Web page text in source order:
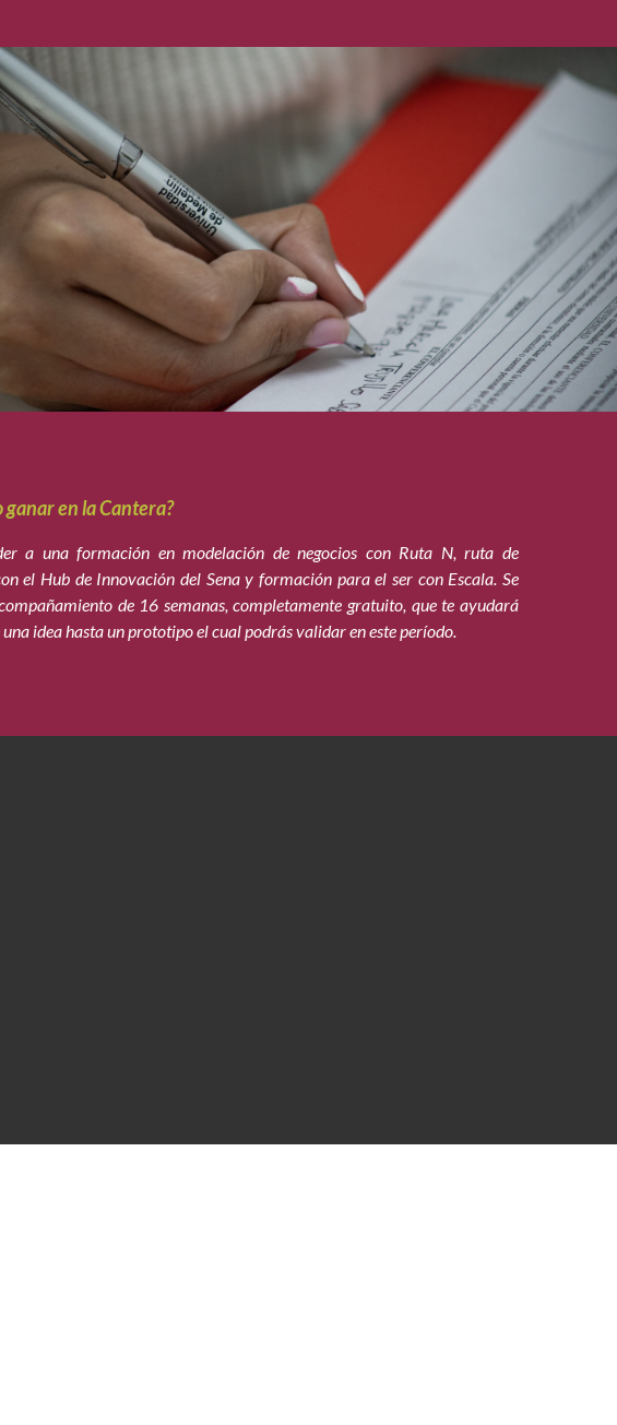
ganar en la Cantera?
a una formación en modelación de negocios con Ruta N, ruta de
el Hub de Innovación del Sena y formación para el ser con Escala. Se
de 16 semanas, completamente gratuito, que te ayudará
idea hasta un prototipo el cual podrás validar en este período.